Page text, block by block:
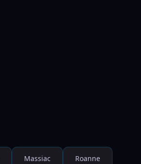
Massiac Roanne